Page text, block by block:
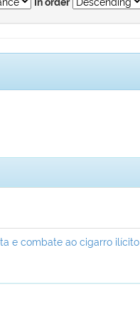
In order
e combate ao cigarro ilícito